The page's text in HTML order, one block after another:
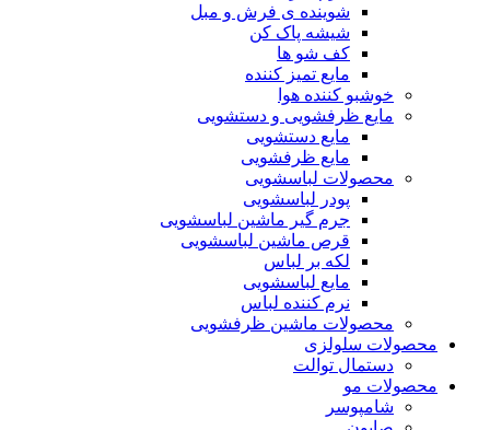
شوینده ی فرش و مبل
شیشه پاک کن
کف شو ها
مایع تمیز کننده
خوشبو کننده هوا
مایع ظرفشویی و دستشویی
مایع دستشویی
مایع ظرفشویی
محصولات لباسشویی
پودر لباسشویی
جرم گیر ماشین لباسشویی
قرص ماشین لباسشویی
لکه بر لباس
مایع لباسشویی
نرم کننده لباس
محصولات ماشین ظرفشویی
محصولات سلولزی
دستمال توالت
محصولات مو
شامپوسر